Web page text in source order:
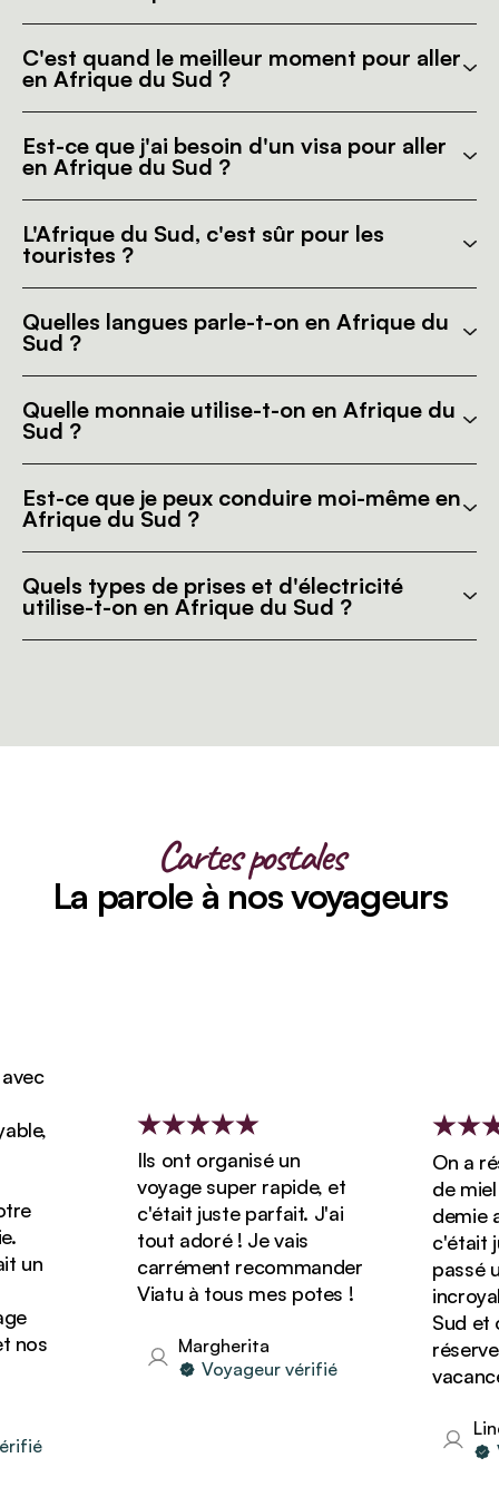
C'est quand le meilleur moment pour aller
en Afrique du Sud ?
Est-ce que j'ai besoin d'un visa pour aller
en Afrique du Sud ?
L'Afrique du Sud, c'est sûr pour les
touristes ?
Quelles langues parle-t-on en Afrique du
Sud ?
Quelle monnaie utilise-t-on en Afrique du
Sud ?
Est-ce que je peux conduire moi-même en
Afrique du Sud ?
Quels types de prises et d'électricité
utilise-t-on en Afrique du Sud ?
Cartes postales
La parole à nos voyageurs
Ils ont organisé un
voyage super rapide, et
c'était juste parfait. J'ai
tout adoré ! Je vais
carrément recommander
Viatu à tous mes potes !
Margherita
Voyageur vérifié
On a
de miel
demie
c'était
passé
Sud et
Linda